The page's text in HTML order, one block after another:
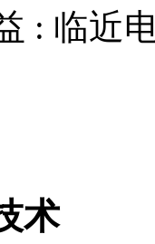
: 临近
术